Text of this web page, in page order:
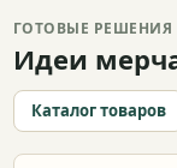
ГОТОВЫЕ РЕШЕНИЯ
Идеи
Каталог товаров